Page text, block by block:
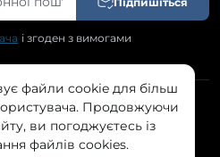
і згоден з вимогами
© 2026
файли cookie для більш
Продовжуючи
ви погоджуєтесь із
файлів cookies.